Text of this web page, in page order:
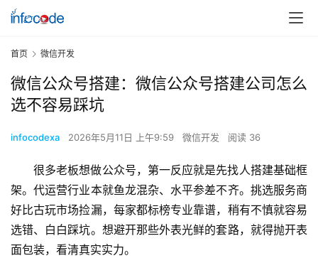
首页 微信开发
微信公众号搭建：微信公众号搭建公司怎么
选不容易踩坑
infocodexa 2026年5月11日 上午9:59 微信开发 阅读 36
很多老板想做公众号，第一反应就是先找人搭建基础框
架。代运营行业本就鱼龙混杂、水平参差不齐。挑选服务商
好比古玩市场捡漏，每家都标榜专业靠谱，稍有不慎就容易
选错、白白踩坑。想避开那些外表光鲜的套路，就得抛开表
面包装，看清真实实力。